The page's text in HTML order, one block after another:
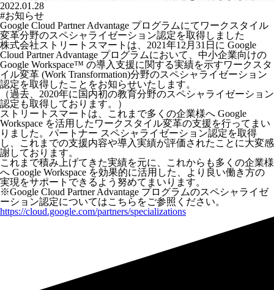
2022.01.28
#お知らせ
Google Cloud Partner Advantage プログラムにてワークスタイル
変革分野のスペシャライゼーション認定を取得しました
株式会社ストリートスマートは、2021年12月31日に Google
Cloud Partner Advantage プログラムにおいて、中小企業向けの
Google Workspace™ の導入支援に関する実績を示すワークスタ
イル変革 (Work Transformation)分野のスペシャライゼーション
認定を取得したことをお知らせいたします。
（過去、2020年に国内初の教育分野のスペシャライゼーション
認定も取得しております。）
ストリートスマートは、これまで多くの企業様へ Google
Workspace を活用したワークスタイル変革の支援を行ってまい
りました。パートナー スペシャライゼーション認定を取得
し、これまでの支援内容や導入実績が評価されたことに大変感
謝しております。
これまで積み上げてきた実績を元に、これからも多くの企業様
へ Google Workspace を効果的に活用した、より良い働き方の
実現をサポートできるよう努めてまいります。
※Google Cloud Partner Advantage プログラムのスペシャライゼ
ーション認定についてはこちらをご参照ください。
https://cloud.google.com/partners/specializations